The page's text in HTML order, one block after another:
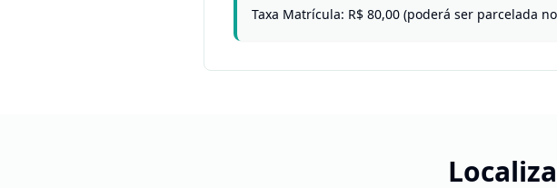
Taxa Matrícula: R$ 80,00 (poderá ser parcelada